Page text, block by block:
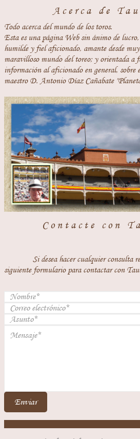
Acerca de
Todo acerca del mundo de los toros.
Esta es una página Web sin ánimo de
humilde y fiel aficionado, amante desde
maravilloso mundo del toreo; y orientada a
información al aficionado en general, sobre
maestro D. Antonio Díaz Cañabate
Contacte con
Si desea hacer cualquier consulta
siguiente formulario para contactar con
Enviar